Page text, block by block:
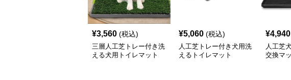
¥3,560 (税込)
三層人工芝トレー付き洗
える犬用トイレマット
¥5,060 (税込)
人工芝トレー付き犬用洗
えるトイレマット
¥4,940
人工芝
交換マ